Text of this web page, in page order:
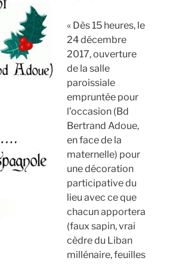
« Dès 15 heures, le
24 décembre
2017, ouverture
de la salle
paroissiale
empruntée pour
l’occasion (Bd
Bertrand Adoue,
en face de la
maternelle) pour
une décoration
participative du
lieu avec ce que
chacun apportera
(faux sapin, vrai
cèdre du Liban
millénaire, feuilles